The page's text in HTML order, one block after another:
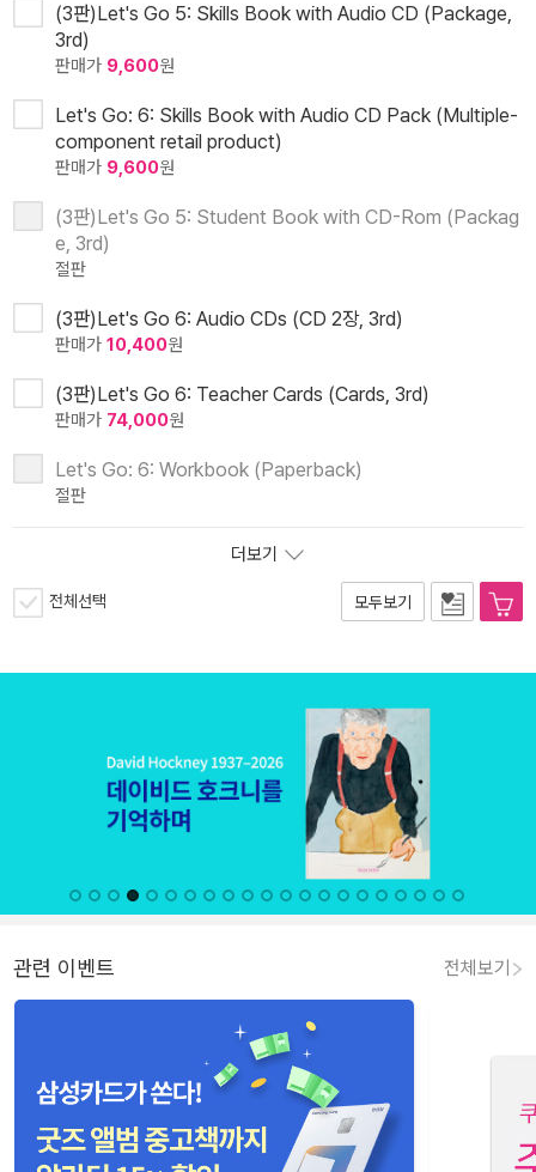
(3판)Let's Go 5: Skills Book with Audio CD (Package,
3rd)
판매가 9,600원
Let's Go: 6: Skills Book with Audio CD Pack (Multiple-
component retail product)
판매가 9,600원
(3판)Let's Go 5: Student Book with CD-Rom (Packag
e, 3rd)
절판
(3판)Let's Go 6: Audio CDs (CD 2장, 3rd)
판매가 10,400원
(3판)Let's Go 6: Teacher Cards (Cards, 3rd)
판매가 74,000원
Let's Go: 6: Workbook (Paperback)
절판
더보기
전체선택 모두보기
관련 이벤트 전체보기